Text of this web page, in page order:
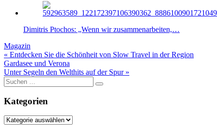
Dimitris Ptochos: „Wenn wir zusammenarbeiten,…
Magazin
Beitragsnavigation
« Entdecken Sie die Schönheit von Slow Travel in der Region
Gardasee und Verona
Unter Segeln den Welthits auf der Spur »
Suche
nach:
Kategorien
Kategorien